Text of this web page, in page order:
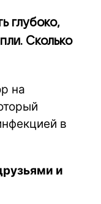
глубоко,
Сколько
на
в
и